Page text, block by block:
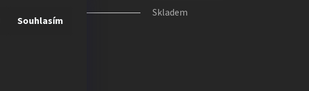
Souhlasím
Skladem